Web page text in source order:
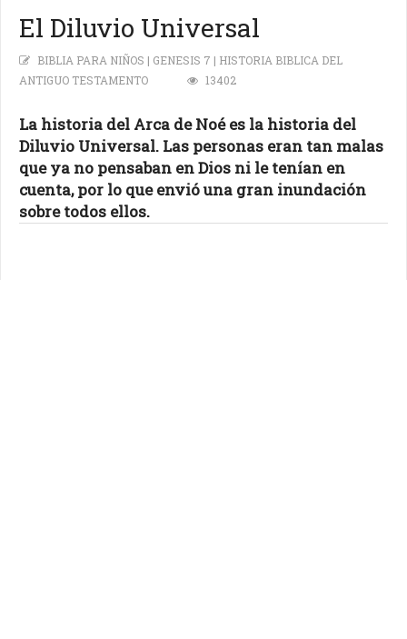
El Diluvio Universal
BIBLIA PARA NIÑOS | GENESIS 7 | HISTORIA BIBLICA DEL
ANTIGUO TESTAMENTO
13402
La historia del Arca de Noé es la historia del
Diluvio Universal. Las personas eran tan malas
que ya no pensaban en Dios ni le tenían en
cuenta, por lo que envió una gran inundación
sobre todos ellos.